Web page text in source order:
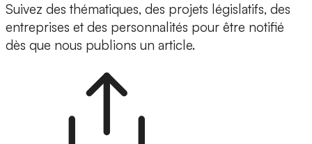
Suivez des thématiques, des projets législatifs, des
entreprises et des personnalités pour être notifié
dès que nous publions un article.